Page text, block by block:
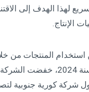
2030. ويعود الإنجاز السريع لهذا
الإنتاج.
في خفض انبعاثات النطاق 3 الناتجة عن
الذكاء الاصطناعي وتقنيات توفير الطاقة
بسنة 2020. وكانت إل جي أول شركة كورية